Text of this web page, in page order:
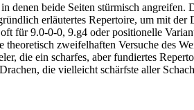
denen beide Seiten stürmisch
erläutertes Repertoire, um mit der
für 9.0-0-0, 9.g4 oder positionelle
zweifelhaften Versuche des
die ein scharfes, aber fundiertes
die vielleicht schärfste aller